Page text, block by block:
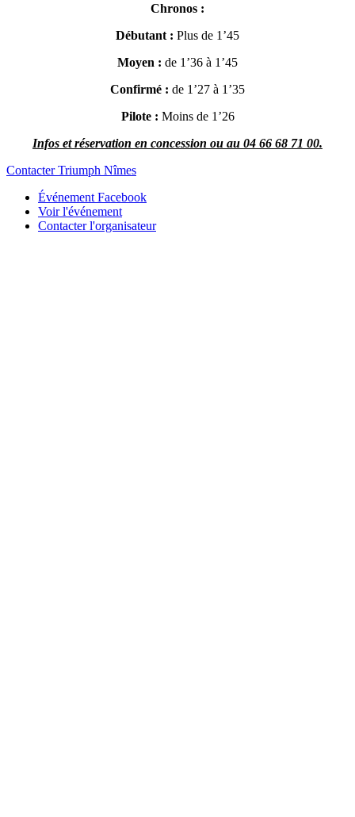
Chronos :
Débutant : Plus de 1’45
Moyen : de 1’36 à 1’45
Confirmé : de 1’27 à 1’35
Pilote : Moins de 1’26
Infos et réservation en concession ou au 04 66 68 71 00.
Contacter Triumph Nîmes
Événement Facebook
Voir l'événement
Contacter l'organisateur